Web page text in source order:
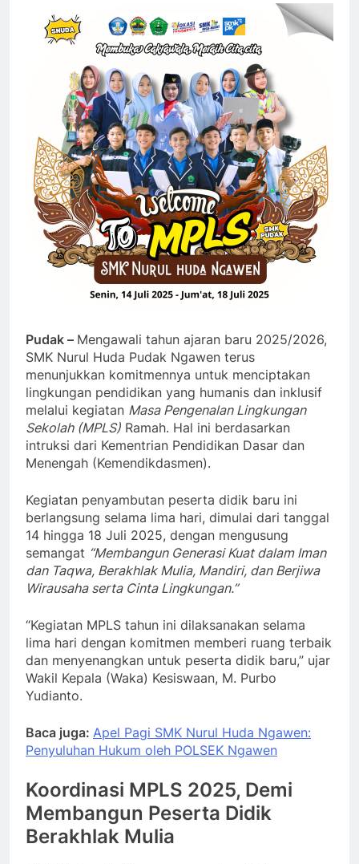
Pudak – Mengawali tahun ajaran baru 2025/2026,
SMK Nurul Huda Pudak Ngawen terus
menunjukkan komitmennya untuk menciptakan
lingkungan pendidikan yang humanis dan inklusif
melalui kegiatan Masa Pengenalan Lingkungan
Sekolah (MPLS) Ramah. Hal ini berdasarkan
intruksi dari Kementrian Pendidikan Dasar dan
Menengah (Kemendikdasmen).
Kegiatan penyambutan peserta didik baru ini
berlangsung selama lima hari, dimulai dari tanggal
14 hingga 18 Juli 2025, dengan mengusung
semangat “Membangun Generasi Kuat dalam Iman
dan Taqwa, Berakhlak Mulia, Mandiri, dan Berjiwa
Wirausaha serta Cinta Lingkungan.”
“Kegiatan MPLS tahun ini dilaksanakan selama
lima hari dengan komitmen memberi ruang terbaik
dan menyenangkan untuk peserta didik baru,” ujar
Wakil Kepala (Waka) Kesiswaan, M. Purbo
Yudianto.
Baca juga: Apel Pagi SMK Nurul Huda Ngawen:
Penyuluhan Hukum oleh POLSEK Ngawen
Koordinasi MPLS 2025, Demi
Membangun Peserta Didik
Berakhlak Mulia